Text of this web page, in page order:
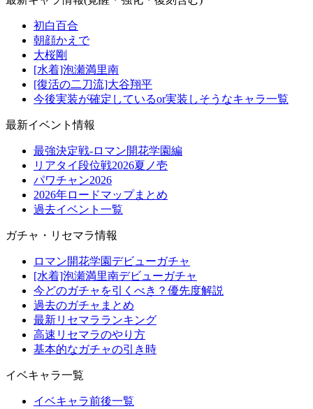
初白百合
朝顔かえで
大桜剛
[水着]泡瀬満里南
[復活の二刀流]大谷翔平
今後実装が確定しているor実装しそうなキャラ一覧
最新イベント情報
最強決定戦-ロマン開花学園編
リアタイ段位戦2026夏ノ壱
パワチャン2026
2026年ロードマップまとめ
過去イベント一覧
ガチャ・リセマラ情報
ロマン開花学園デビューガチャ
[水着]泡瀬満里南デビューガチャ
今どのガチャを引くべき？優先度解説
過去のガチャまとめ
最新リセマラランキング
高速リセマラのやり方
基本的なガチャの引き時
イベキャラ一覧
イベキャラ前後一覧